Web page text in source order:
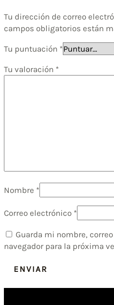
Tu dirección de correo
campos obligatorios están
Tu puntuación *
Tu valoración *
Nombre *
Correo electrónico *
Guarda mi nombre,
navegador para la próxima